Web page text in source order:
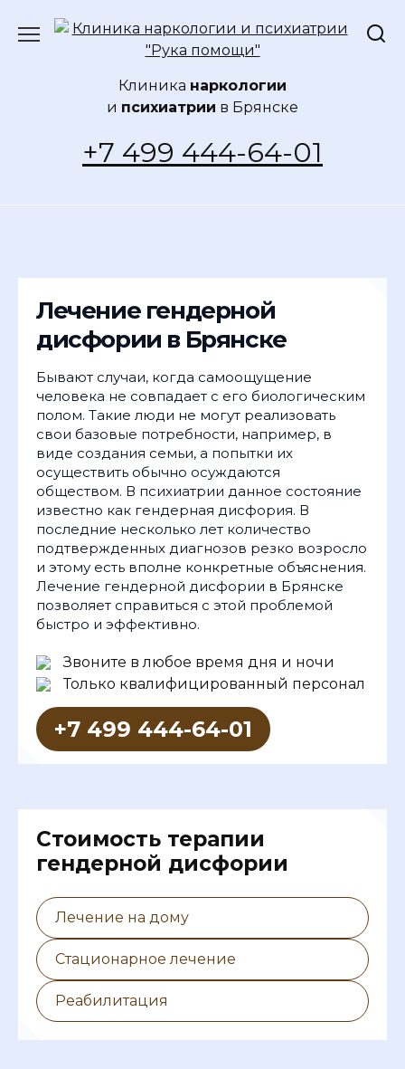
Клиника наркологии
и психиатрии в Брянске
+7 499 444-64-01
Лечение гендерной
дисфории в Брянске
Бывают случаи, когда самоощущение
человека не совпадает с его биологическим
полом. Такие люди не могут реализовать
свои базовые потребности, например, в
виде создания семьи, а попытки их
осуществить обычно осуждаются
обществом. В психиатрии данное состояние
известно как гендерная дисфория. В
последние несколько лет количество
подтвержденных диагнозов резко возросло
и этому есть вполне конкретные объяснения.
Лечение гендерной дисфории в Брянске
позволяет справиться с этой проблемой
быстро и эффективно.
Звоните в любое время дня и ночи
Только квалифицированный персонал
+7 499 444-64-01
Cтоимость терапии
гендерной дисфории
Лечение на дому
Стационарное лечение
Реабилитация